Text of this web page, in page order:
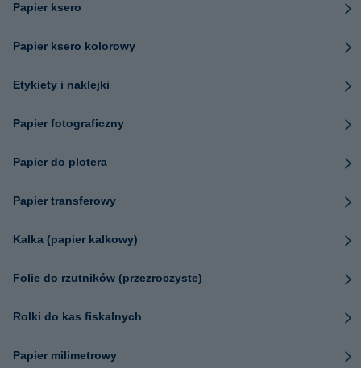
Papier ksero
Papier ksero kolorowy
Etykiety i naklejki
Papier fotograficzny
Papier do plotera
Papier transferowy
Kalka (papier kalkowy)
Folie do rzutników (przezroczyste)
Rolki do kas fiskalnych
Papier milimetrowy